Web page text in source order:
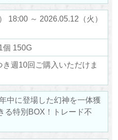
18:00 ～ 2026.05.12（火）
個 150G
週10回ご購入いただけま
中に登場した幻神を一体獲
る特別BOX！トレード不